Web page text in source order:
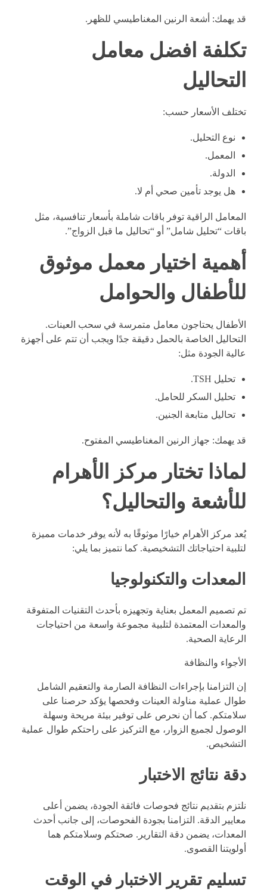
قد يهمك: أشعة الرنين المغناطيسي للظهر .
تكلفة افضل معامل
التحاليل
تختلف الأسعار حسب:
نوع التحليل.
المعمل.
الدولة.
هل يوجد تأمين صحي أم لا.
المعامل الراقية توفر باقات شاملة بأسعار تنافسية، مثل
باقات “تحليل شامل” أو “تحاليل ما قبل الزواج”.
أهمية اختيار معمل موثوق
للأطفال والحوامل
الأطفال يحتاجون معامل متمرسة في سحب العينات.
التحاليل الخاصة بالحمل دقيقة جدًا ويجب أن تتم على أجهزة
عالية الجودة مثل:
تحليل TSH.
تحليل السكر للحامل.
تحاليل متابعة الجنين.
قد يهمك: جهاز الرنين المغناطيسي المفتوح.
لماذا تختار مركز الأهرام
للأشعة والتحاليل؟
يُعد مركز الأهرام خيارًا موثوقًا به لأنه يوفر خدمات مميزة
لتلبية احتياجاتك التشخيصية. كما نتميز بما يلي:
المعدات والتكنولوجيا
تم تصميم المعمل بعناية وتجهيزه بأحدث التقنيات المتفوقة
والمعدات المعتمدة لتلبية مجموعة واسعة من احتياجات
الرعاية الصحية.
الأجواء والنظافة
إن التزامنا بإجراءات النظافة الصارمة والتعقيم الشامل
طوال عملية مناولة العينات وفحصها يؤكد حرصنا على
سلامتكم. كما أن نحرص على توفير بيئة مريحة وسهلة
الوصول لجميع الزوار، مع التركيز على راحتكم طوال عملية
التشخيص.
دقة نتائج الاختبار
نلتزم بتقديم نتائج فحوصات فائقة الجودة، يضمن أعلى
معايير الدقة. التزامنا بجودة الفحوصات، إلى جانب أحدث
المعدات، يضمن دقة التقارير. صحتكم وسلامتكم هما
أولويتنا القصوى.
تسليم تقرير الاختبار في الوقت